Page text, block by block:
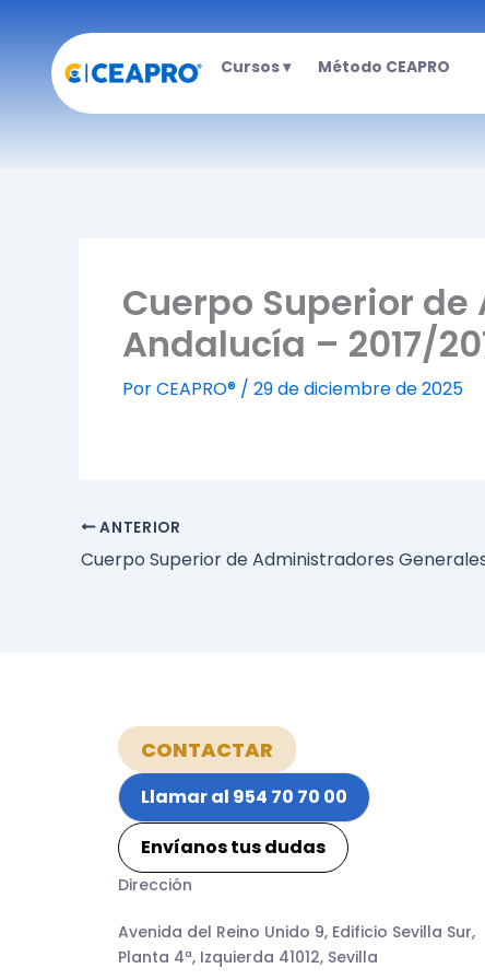
contenido
Cursos ▾ Método CEAPRO
Cuerpo Superior
Andalucía – 2017/
PorCEAPRO® / 29 de diciembre de 2025
ANTERIOR
CONTACTAR
Llamar al 954 70 70 00
Envíanos tus dudas
Dirección
Avenida del Reino Unido 9, Edificio Sevilla Sur,
Planta 4ª, Izquierda 41012, Sevilla